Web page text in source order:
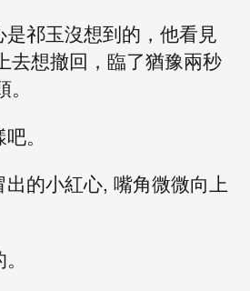
是祁玉沒想到的，他看見
去想撤回，臨了猶豫兩秒
。
的小紅心, 嘴角微微向上